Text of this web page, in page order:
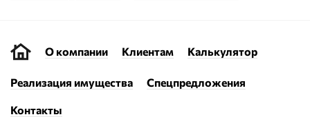
О компании Клиентам Калькулятор
Реализация имущества Спецпредложения
Контакты